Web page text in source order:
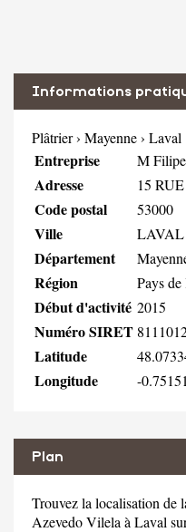
Informations
Plâtrier› Mayenne› Laval
Entreprise M
Adresse 15
Code postal 53000
Ville LAVAL
Département
Région Pays
Début d'activité 2015
Numéro SIRET
Latitude
Longitude -
Plan
Trouvez la localisation de
Azevedo Vilela à Laval